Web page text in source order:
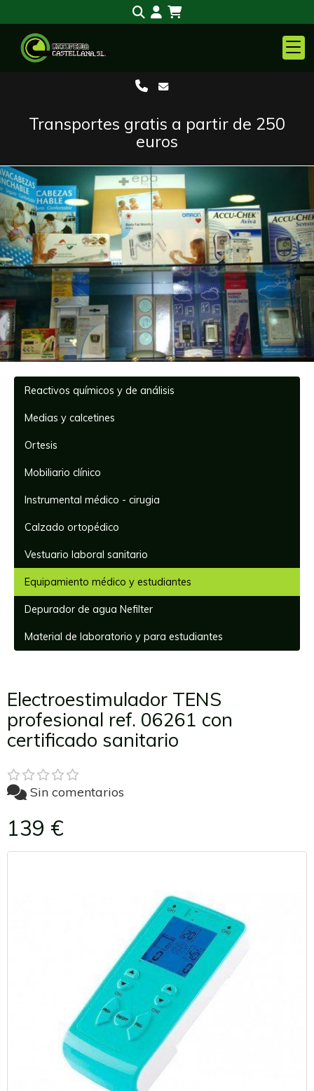
Transportes gratis a partir de 250
euros
Anterior
Reactivos químicos y de análisis
Medias y calcetines
Ortesis
Mobiliario clínico
Instrumental médico - cirugia
Calzado ortopédico
Vestuario laboral sanitario
Equipamiento médico y estudiantes
Depurador de agua Nefilter
Material de laboratorio y para estudiantes
Electroestimulador TENS
profesional ref. 06261 con
certificado sanitario
Sin comentarios
139 €